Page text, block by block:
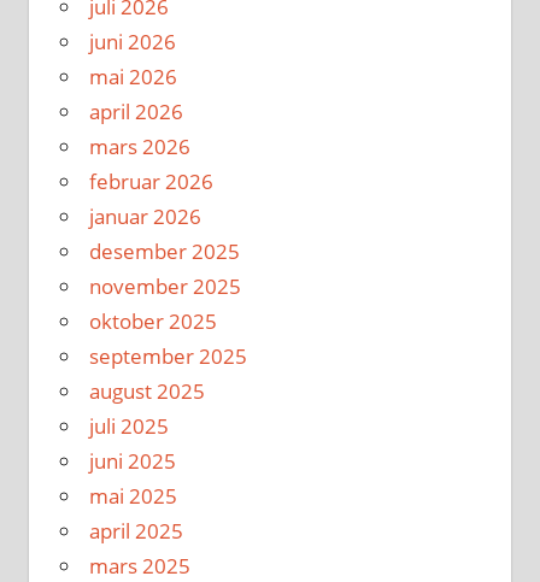
juli 2026
juni 2026
mai 2026
april 2026
mars 2026
februar 2026
januar 2026
desember 2025
november 2025
oktober 2025
september 2025
august 2025
juli 2025
juni 2025
mai 2025
april 2025
mars 2025